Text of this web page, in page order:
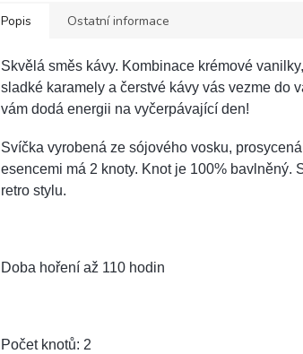
Popis Ostatní informace
Skvělá směs kávy. Kombinace krémové
sladké karamely a čerstvé kávy vás vezme do
vám dodá energii na vyčerpávající den!
Svíčka vyrobená ze sójového vosku,
esencemi má 2 knoty. Knot je 100% bavlněný.
retro stylu.
Doba hoření až 110 hodin
Počet knotů: 2